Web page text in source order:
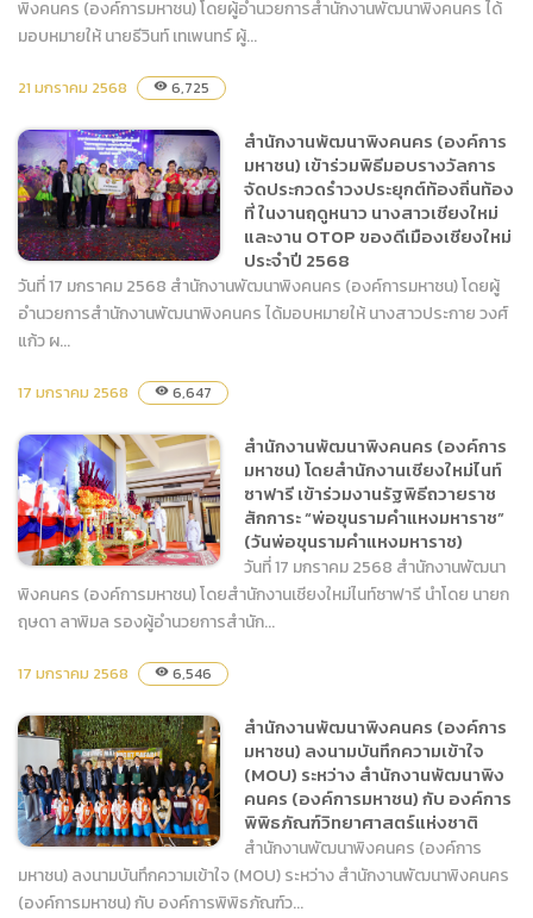
(องค์การมหาชน) เข้าร่วมงาน
มหกรรมไม้ดอกไม้ประดับ
จังหวัดเชียงใหม่ ครั้งที่ 48
ประจำปี 2568
พิงคนคร (องค์การมหาชน) โดยผู้อำนวยการสำนักงานพัฒนาพิงคนคร ได้
มอบหมายให้ นายธีวินท์ เทเพนทร์ ผู้...
21 มกราคม 2568 visibility 6,725
สำนักงานพัฒนาพิงคนคร
มอบรางวัลการจัดประกวด
รำวงประยุกต์ท้องถิ่นท้องที่ ใน
งานฤดูหนาว นางสาว
เชียงใหม่ และงาน OTOP
ของดีเมืองเชียงใหม่ ประจำปี
2568
สำนักงานพัฒนาพิงคนคร (องค์การ
มหาชน) เข้าร่วมพิธีมอบรางวัลการ
จัดประกวดรำวงประยุกต์ท้องถิ่นท้อง
ที่ ในงานฤดูหนาว นางสาวเชียงใหม่
และงาน OTOP ของดีเมืองเชียงใหม่
ประจำปี 2568
วันที่ 17 มกราคม 2568 สำนักงานพัฒนาพิงคนคร (องค์การมหาชน) โดยผู้
อำนวยการสำนักงานพัฒนาพิงคนคร ได้มอบหมายให้ นางสาวประกาย วงศ์
แก้ว ผ...
17 มกราคม 2568 visibility 6,647
(องค์การมหาชน) โดย
เข้าร่วมงานรัฐพิธีถวายราช
สักการะ “พ่อขุนรามคำแหง
มหาราช” (วันพ่อขุน
รามคำแหงมหาราช)
สำนักงานพัฒนาพิงคนคร (องค์การ
มหาชน) โดยสำนักงานเชียงใหม่ไนท์
ซาฟารี เข้าร่วมงานรัฐพิธีถวายราช
สักการะ “พ่อขุนรามคำแหงมหาราช”
(วันพ่อขุนรามคำแหงมหาราช)
วันที่ 17 มกราคม 2568 สำนักงานพัฒนา
พิงคนคร (องค์การมหาชน) โดยสำนักงานเชียงใหม่ไนท์ซาฟารี นำโดย นายก
ฤษดา ลาพิมล รองผู้อำนวยการสำนัก...
17 มกราคม 2568 visibility 6,546
สำนักงานพัฒนาพิงคนคร (องค์การ
มหาชน) ลงนามบันทึกความเข้าใจ
(MOU) ระหว่าง สำนักงานพัฒนาพิง
คนคร (องค์การมหาชน) กับ องค์การ
พิพิธภัณฑ์วิทยาศาสตร์แห่งชาติ
สำนักงานพัฒนาพิงคนคร (องค์การ
มหาชน) ลงนามบันทึกความเข้าใจ (MOU) ระหว่าง สำนักงานพัฒนาพิงคนคร
(องค์การมหาชน) กับ องค์การพิพิธภัณฑ์ว...